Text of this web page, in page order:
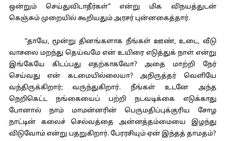
ஒன்றும் செய்துவிடாதீர்கள்” என்று மிக விநயத்துடன்
கெஞ்சும் முறையில் கூறியதும் அரசர் புன்னகைத்தார்.
“தாயே, மூன்று தினங்களாக நீங்கள் ஊண், உடை, வீடு
வாசலை மறந்து தெய்வமே என் உயிரை எடுத்துக் நாள் என்று
இங்கேயே கிடப்பது எதற்காகவோ? அதை மாற்றி நேர்
செய்வது என் கடமையில்லையா? அநிருத்தர் வெளியே
வந்திருக்கிறார்; வருந்துகிறார். நீங்கள் உடனே அந்த
நெறிகெட்ட நங்கையைப் பற்றி நடவடிக்கை எடுக்காது
போனால் நாம் மாமன்னரின் பெருமதிப்புக்குரிய சோழ
நாட்டின் கலைச் செல்வத்தை அன்னத்தம்மையை இழந்து
விடுவோம் என்று பதறுகிறார். பேரரசியும் ஏன் இந்தத் தாமதம்?